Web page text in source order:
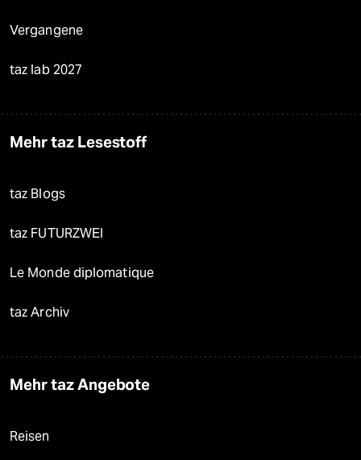
Vergangene
taz lab 2027
Mehr taz Lesestoff
taz Blogs
taz FUTURZWEI
Le Monde diplomatique
taz Archiv
Mehr taz Angebote
Reisen